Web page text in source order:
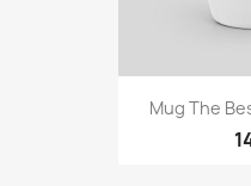
Mug The